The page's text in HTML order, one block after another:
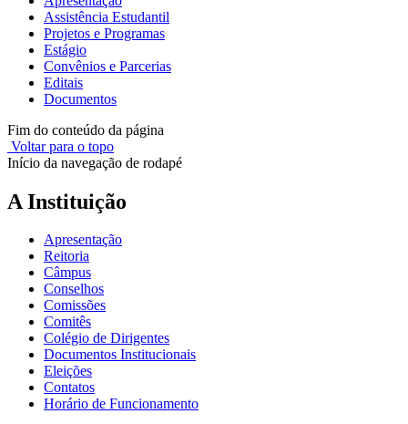
Assistência Estudantil
Projetos e Programas
Estágio
Convênios e Parcerias
Editais
Documentos
Fim do conteúdo da página
Voltar para o topo
Início da navegação de rodapé
A Instituição
Apresentação
Reitoria
Câmpus
Conselhos
Comissões
Comitês
Colégio de Dirigentes
Documentos Institucionais
Eleições
Contatos
Horário de Funcionamento